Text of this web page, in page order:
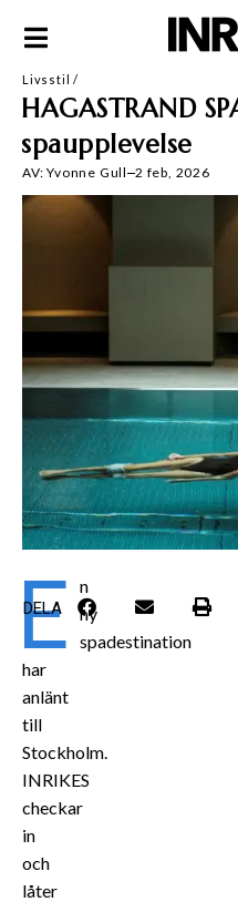
Livsstil /
HAGASTRAND
spaupplevelse
AV: Yvonne Gull 2 feb, 2026
E
n
ny
spadestination
har
anlänt
till
Stockholm.
INRIKES
checkar
in
och
låter
DELA